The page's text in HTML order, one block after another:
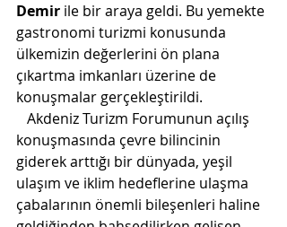
Demir ile bir araya geldi. Bu yemekte
gastronomi turizmi konusunda
ülkemizin değerlerini ön plana
çıkartma imkanları üzerine de
konuşmalar gerçekleştirildi.
Akdeniz Turizm Forumunun açılış
konuşmasında çevre bilincinin
giderek arttığı bir dünyada, yeşil
ulaşım ve iklim hedeflerine ulaşma
çabalarının önemli bileşenleri haline